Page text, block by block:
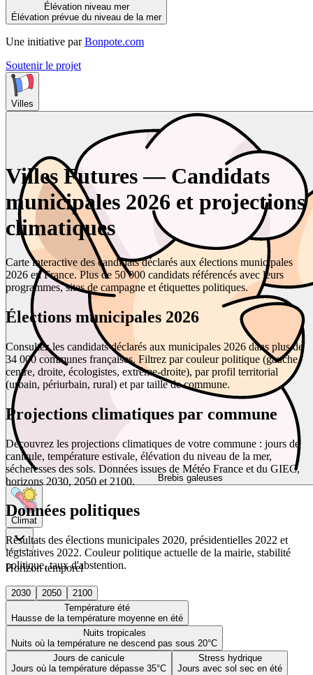
Élévation niveau mer
Élévation prévue du niveau de la mer
Une initiative par Bonpote.com
Soutenir le projet
Villes
Brebis galeuses
Climat
Horizon temporel
2030 2050
2100
Température été
Hausse de la température moyenne en été
Nuits tropicales
Nuits où la température ne descend pas sous 20°C
Jours de canicule
Jours où la température dépasse 35°C
Stress hydrique
Jours avec sol sec en été
Villes Futures — Candidats
municipales 2026 et projections
climatiques
Carte interactive des candidats déclarés aux élections municipales
2026 en France. Plus de 50 000 candidats référencés avec leurs
programmes, sites de campagne et étiquettes politiques.
Élections municipales 2026
Consultez les candidats déclarés aux municipales 2026 dans plus de
34 000 communes françaises. Filtrez par couleur politique (gauche,
centre, droite, écologistes, extrême-droite), par profil territorial
(urbain, périurbain, rural) et par taille de commune.
Projections climatiques par commune
Découvrez les projections climatiques de votre commune : jours de
canicule, température estivale, élévation du niveau de la mer,
sécheresses des sols. Données issues de Météo France et du GIEC,
horizons 2030, 2050 et 2100.
Données politiques
Résultats des élections municipales 2020, présidentielles 2022 et
législatives 2022. Couleur politique actuelle de la mairie, stabilité
politique, taux d'abstention.